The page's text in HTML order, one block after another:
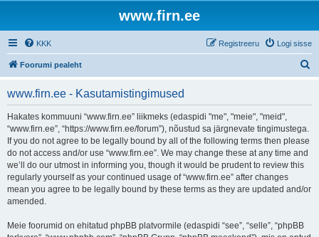
www.firn.ee
KKK Logi sisse
Registreeru
Foorumi pealeht
www.firn.ee - Kasutamistingimused
Hakates kommuuni “www.firn.ee” liikmeks (edaspidi "me", "meie", "meid",
“www.firn.ee”, “https://www.firn.ee/forum”), nõustud sa järgnevate tingimustega.
If you do not agree to be legally bound by all of the following terms then please
do not access and/or use “www.firn.ee”. We may change these at any time and
we’ll do our utmost in informing you, though it would be prudent to review this
regularly yourself as your continued usage of “www.firn.ee” after changes
mean you agree to be legally bound by these terms as they are updated and/or
amended.
Meie foorumid on ehitatud phpBB platvormile (edaspidi “see”, “selle”, “phpBB